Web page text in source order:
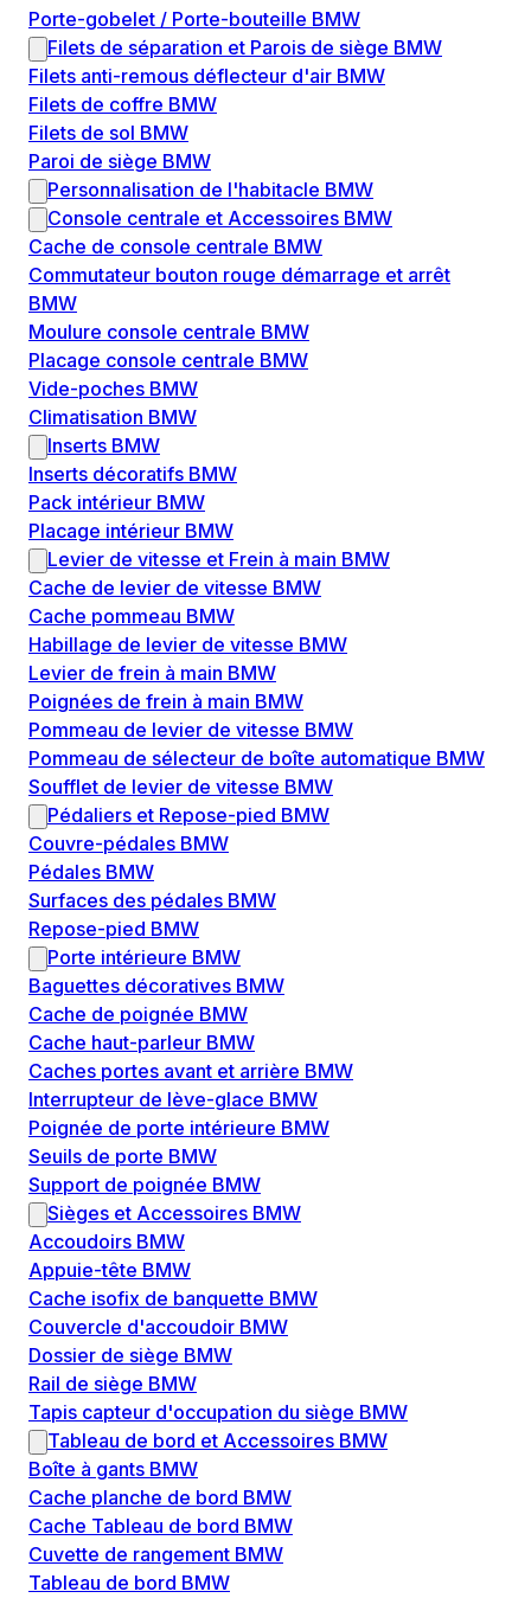
Porte-gobelet / Porte-bouteille BMW
Filets de séparation et Parois de siège BMW
Filets anti-remous déflecteur d'air BMW
Filets de coffre BMW
Filets de sol BMW
Paroi de siège BMW
Personnalisation de l'habitacle BMW
Console centrale et Accessoires BMW
Cache de console centrale BMW
Commutateur bouton rouge démarrage et arrêt
BMW
Moulure console centrale BMW
Placage console centrale BMW
Vide-poches BMW
Climatisation BMW
Inserts BMW
Inserts décoratifs BMW
Pack intérieur BMW
Placage intérieur BMW
Levier de vitesse et Frein à main BMW
Cache de levier de vitesse BMW
Cache pommeau BMW
Habillage de levier de vitesse BMW
Levier de frein à main BMW
Poignées de frein à main BMW
Pommeau de levier de vitesse BMW
Pommeau de sélecteur de boîte automatique BMW
Soufflet de levier de vitesse BMW
Pédaliers et Repose-pied BMW
Couvre-pédales BMW
Pédales BMW
Surfaces des pédales BMW
Repose-pied BMW
Porte intérieure BMW
Baguettes décoratives BMW
Cache de poignée BMW
Cache haut-parleur BMW
Caches portes avant et arrière BMW
Interrupteur de lève-glace BMW
Poignée de porte intérieure BMW
Seuils de porte BMW
Support de poignée BMW
Sièges et Accessoires BMW
Accoudoirs BMW
Appuie-tête BMW
Cache isofix de banquette BMW
Couvercle d'accoudoir BMW
Dossier de siège BMW
Rail de siège BMW
Tapis capteur d'occupation du siège BMW
Tableau de bord et Accessoires BMW
Boîte à gants BMW
Cache planche de bord BMW
Cache Tableau de bord BMW
Cuvette de rangement BMW
Tableau de bord BMW